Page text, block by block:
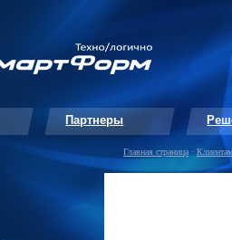
Партнеры
Главная страница ·